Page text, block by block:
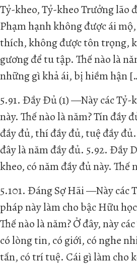
Tỷ-kheo, Tỷ-kheo Trưởng lão
Phạm hạnh không được ái
thích, không được tôn trọng,
gương để tu tập. Thế nào là
những gì khả ái, bị hiềm hận
5.91. Đầy Đủ (1) —Này các Tỷ-
này. Thế nào là năm? Tín đầy
đầy đủ, thí đầy đủ, tuệ đầy
đây là năm đầy đủ. 5.92. Đầy
kheo, có năm đầy đủ này. Thế
5.101. Đáng Sợ Hãi —Này các
pháp này làm cho bậc Hữu
Thế nào là năm? Ở đây, này
có lòng tin, có giới, có nghe
tấn, có trí tuệ. Cái gì làm cho